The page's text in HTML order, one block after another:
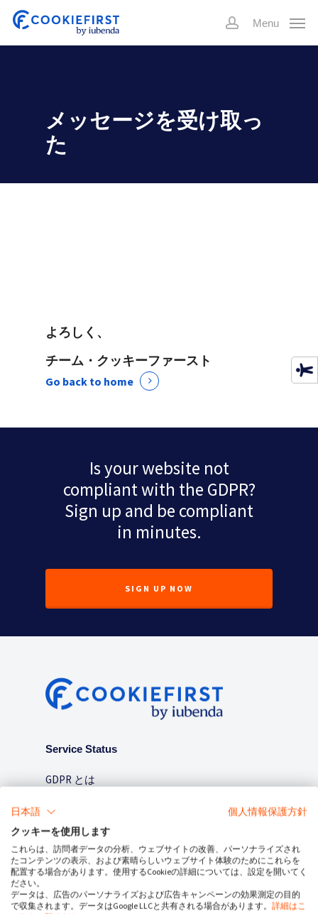
Skip
main
account
Menu
メッセージを受け取っ
た
よろしく、
チーム・クッキーファースト
Go back to home
Is your website not
compliant with the GDPR?
Sign up and be compliant
in minutes.
SIGN UP NOW
Service Status
GDPR とは
記事
連絡先
日本語
個人情報保護方針
クッキーを使用します
これらは、訪問者データの分析、ウェブサイトの改善、パーソナライズされ
たコンテンツの表示、および素晴らしいウェブサイト体験のためにこれらを
配置する場合があります。使用するCookieの詳細については、設定を開いてく
ださい。
データは、広告のパーソナライズおよび広告キャンペーンの効果測定の目的
で収集されます。データはGoogle LLCと共有される場合があります。 詳細はこ